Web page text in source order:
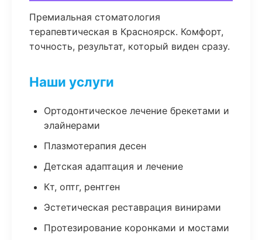
Премиальная стоматология
терапевтическая в Красноярск. Комфорт,
точность, результат, который виден сразу.
Наши услуги
Ортодонтическое лечение брекетами и
элайнерами
Плазмотерапия десен
Детская адаптация и лечение
Кт, оптг, рентген
Эстетическая реставрация винирами
Протезирование коронками и мостами